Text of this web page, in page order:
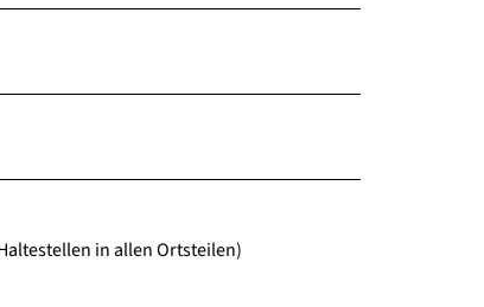
in allen Ortsteilen)